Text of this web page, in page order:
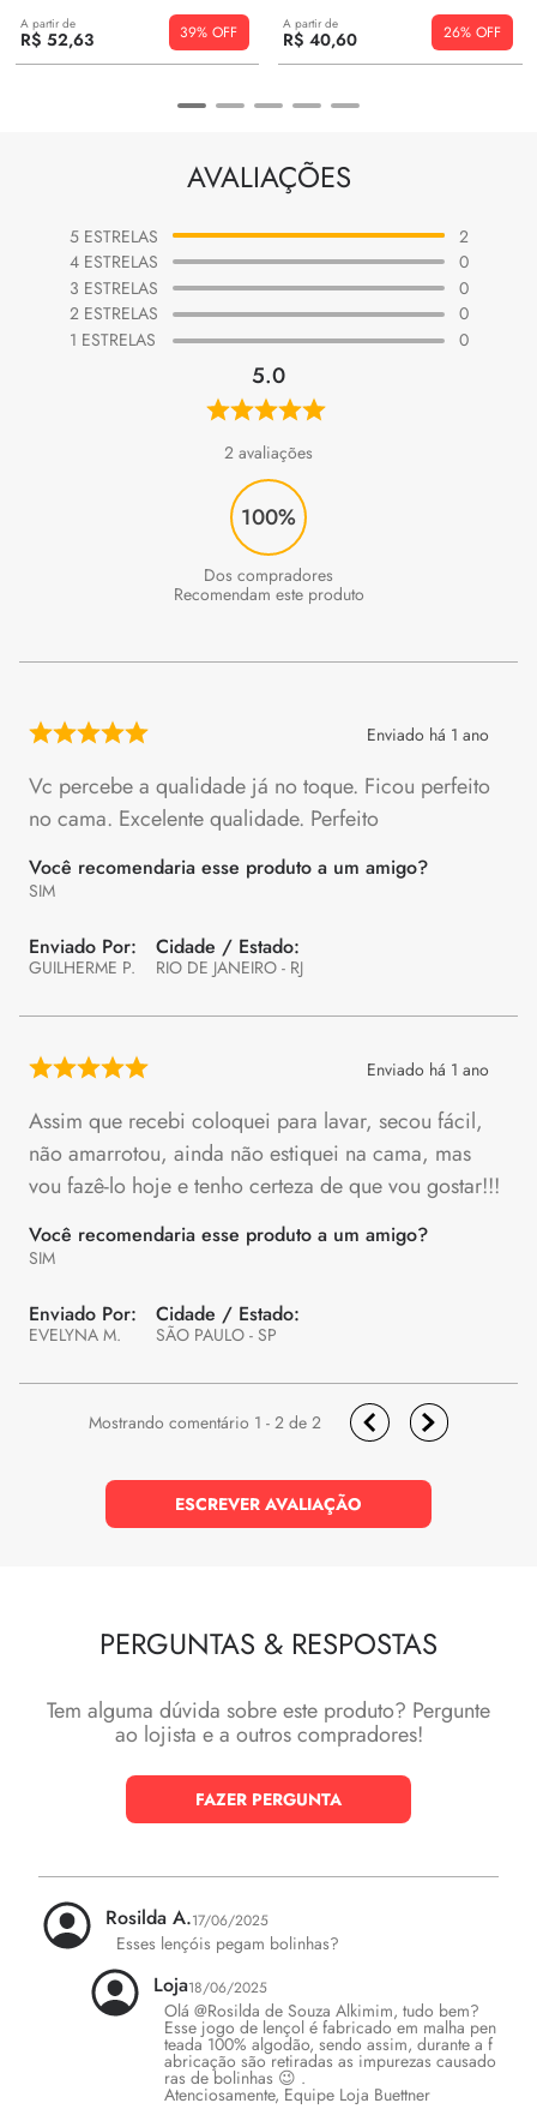
A partir de
R$ 52,63 39% A partir de
R$ 40,60 26%
AVALIAÇÕES
5ESTRELAS
4ESTRELAS
3 ESTRELAS
2ESTRELAS
1 ESTRELAS
2
0
0
0
0
5.0
2 avaliações
100%
Recomendam este produto
Enviado há 1 ano
Vc percebe a qualidade já no toque. Ficou perfeito
no cama. Excelente qualidade. Perfeito
Você recomendaria esse produto a um amigo?
SIM
GUILHERME P. RIO DE JANEIRO - RJ
Enviado há 1 ano
Assim que recebi coloquei para lavar, secou fácil,
não amarrotou, ainda não estiquei na cama, mas
vou fazê-lo hoje e tenho certeza de que vou gostar!!!
Você recomendaria esse produto a um amigo?
SIM
EVELYNA M. SÃO PAULO - SP
1 - 2 de 2
ESCREVER AVALIAÇÃO
PERGUNTAS & RESPOSTAS
Tem alguma dúvida sobre este produto? Pergunte
ao lojista e a outros compradores!
FAZER PERGUNTA
Rosilda A.17/06/2025
Esses lençóis pegam bolinhas?
Loja18/06/2025
Olá @Rosilda de Souza Alkimim, tudo bem?
Esse jogo de lençol é fabricado em malha pen
teada 100% algodão, sendo assim, durante a f
abricação são retiradas as impurezas causado
ras de bolinhas 😉 .
Atenciosamente, Equipe Loja Buettner